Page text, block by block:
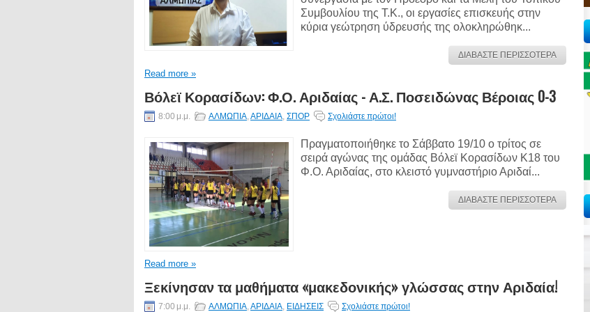
Συμβουλίου της Τ.Κ., οι εργασίες επισκευής στην
κύρια γεώτρηση ύδρευσής της ολοκληρώθηκ...
ΔΙΑΒΑΣΤΕ ΠΕΡΙΣΣΟΤΕΡΑ
Read more »
Βόλεϊ Κορασίδων: Φ.Ο. Αριδαίας - Α.Σ. Ποσειδώνας Βέροιας 0-3
8:00 μ.μ. ΑΛΜΩΠΙΑ,ΑΡΙΔΑΙΑ, ΣΠΟΡ Σχολιάστε πρώτοι!
Πραγματοποιήθηκε το Σάββατο 19/10 ο τρίτος σε
σειρά αγώνας της ομάδας Βόλεϊ Κορασίδων Κ18 του
Φ.Ο. Αριδαίας, στο κλειστό γυμναστήριο Αριδαί...
ΔΙΑΒΑΣΤΕ ΠΕΡΙΣΣΟΤΕΡΑ
Read more »
Ξεκίνησαν τα μαθήματα «μακεδονικής» γλώσσας στην Αριδαία!
7:00 μ.μ. ΑΛΜΩΠΙΑ,ΑΡΙΔΑΙΑ, ΕΙΔΗΣΕΙΣ Σχολιάστε πρώτοι!